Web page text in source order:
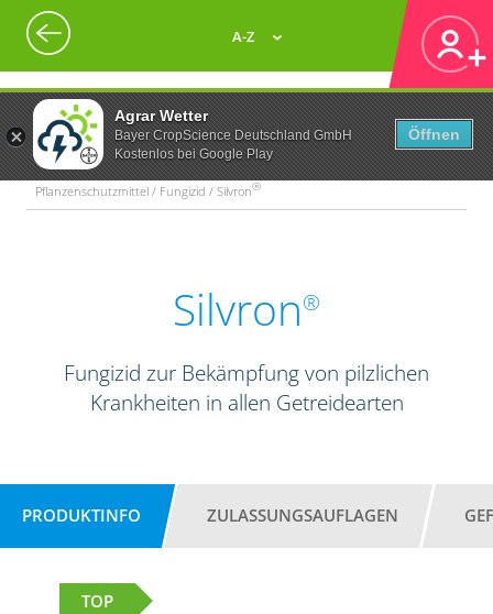
Agrar Wetter
Bayer CropScience Deutschland GmbH
Kostenlos bei Google Play
Öffnen
A-Z
Pflanzenschutzmittel / Fungizid / Silvron®
Silvron®
Fungizid zur Bekämpfung von pilzlichen
Krankheiten in allen Getreidearten
PRODUKTINFO ZULASSUNGSAUFLAGEN
TOP